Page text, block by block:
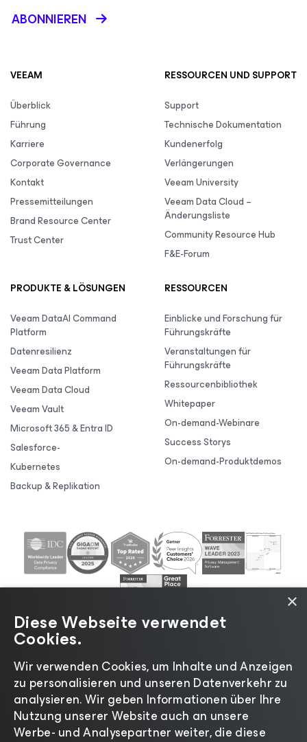
ABONNIEREN
VEEAM
Überblick
Führung
Karriere
Corporate Governance
Kontakt
Pressemitteilungen
Brand Resource Center
Trust Center
RESSOURCEN UND SUPPORT
Support
Technische Dokumentation
Kundenerfolg
Verlängerungen
Veeam University
Veeam Data Cloud –
Änderungsliste
Community Resource Hub
F&E-Forum
PRODUKTE & LÖSUNGEN
Veeam DataAI Command
Platform
Datenresilienz
Veeam Data Platform
Veeam Data Cloud
Veeam Vault
Microsoft 365 & Entra ID
Salesforce-
Kubernetes
Backup & Replikation
RESSOURCEN
Einblicke und Forschung für
Führungskräfte
Veranstaltungen für
Führungskräfte
Ressourcenbibliothek
Whitepaper
On-demand-Webinare
Success Storys
On-demand-Produktdemos
©2026 Veeam® Software |Datenschutzrichtlinie|
Cookies|Rechtliches |Lizenzierungsrichtlinie|
Lieferanten-Ressourcen| Impressum
×
Diese Webseite verwendet
Cookies.
Wir verwenden Cookies, um Inhalte und Anzeigen
zu personalisieren und unseren Datenverkehr zu
analysieren. Wir geben Informationen über Ihre
Nutzung unserer Website auch an unsere
Werbe- und Analysepartner weiter, die diese